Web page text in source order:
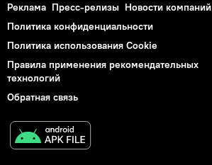
Реклама Пресс-релизы Новости компаний
Политика конфиденциальности
Политика использования Cookie
Правила применения рекомендательных
технологий
Обратная связь